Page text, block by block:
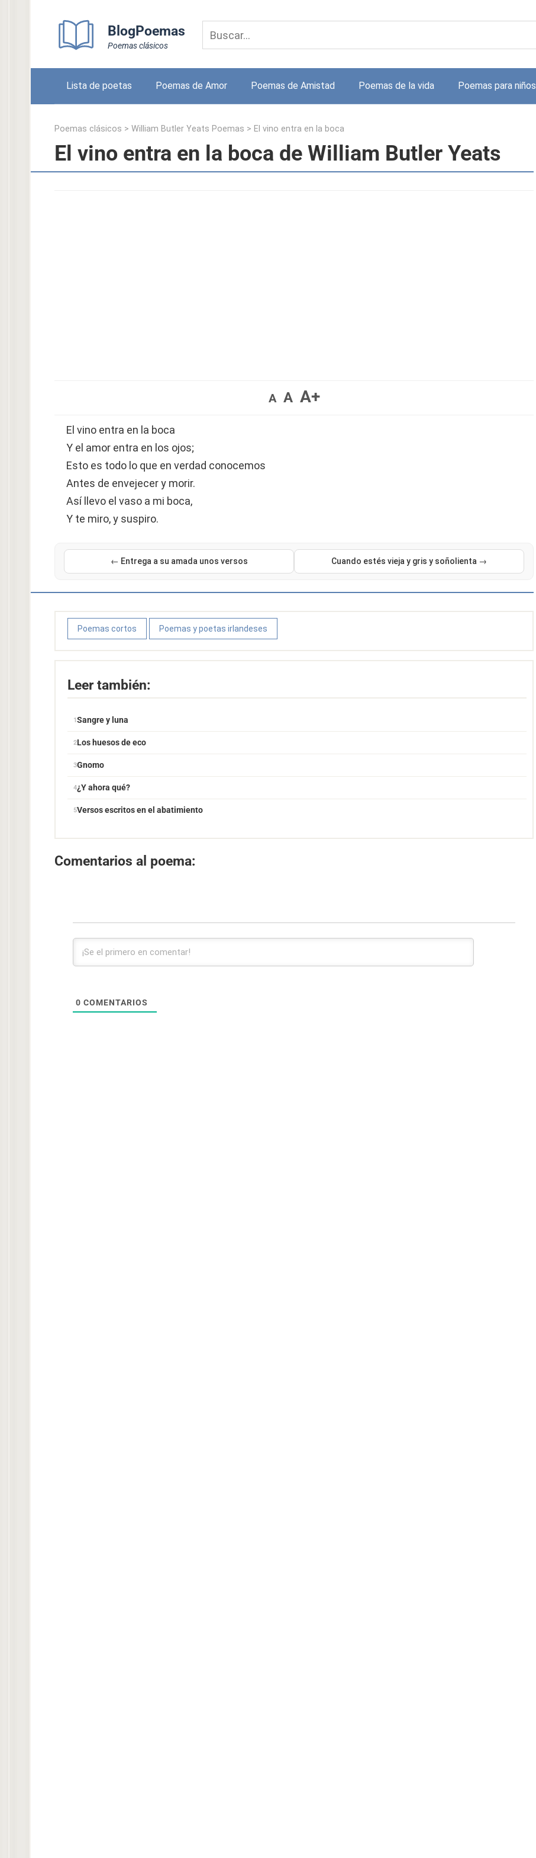
BlogPoemas
Poemas clásicos
Lista de poetas Poemas de Amor Poemas de Amistad Poemas de la vida Poemas para niños
Poemas clásicos > William Butler Yeats Poemas > El vino entra en la boca
El vino entra en la boca de William Butler Yeats
A A A+
El vino entra en la boca
Y el amor entra en los ojos;
Esto es todo lo que en verdad conocemos
Antes de envejecer y morir.
Así llevo el vaso a mi boca,
Y te miro, y suspiro.
← Entrega a su amada unos versos Cuando estés vieja y gris y soñolienta →
Poemas cortos Poemas y poetas irlandeses
Leer también:
Sangre y luna
Los huesos de eco
Gnomo
¿Y ahora qué?
Versos escritos en el abatimiento
Comentarios al poema:
0 COMENTARIOS